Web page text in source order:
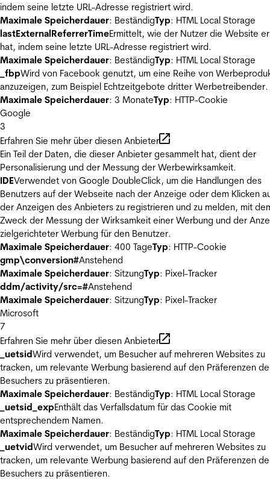
indem seine letzte URL-Adresse registriert wird.
Maximale Speicherdauer: BeständigTyp: HTML Local Storage
lastExternalReferrerTimeErmittelt, wie der Nutzer die Website
hat, indem seine letzte URL-Adresse registriert wird.
Maximale Speicherdauer: BeständigTyp: HTML Local Storage
_fbpWird von Facebook genutzt, um eine Reihe von
anzuzeigen, zum Beispiel Echtzeitgebote dritter Werbetreibender.
Maximale Speicherdauer: 3 MonateTyp: HTTP-Cookie
Google
3
Erfahren Sie mehr über diesen Anbieter
Ein Teil der Daten, die dieser Anbieter gesammelt hat, dient der
Personalisierung und der Messung der Werbewirksamkeit.
IDEVerwendet von Google DoubleClick, um die Handlungen des
Benutzers auf der Webseite nach der Anzeige oder dem Klicken
der Anzeigen des Anbieters zu registrieren und zu melden, mit
Zweck der Messung der Wirksamkeit einer Werbung und der
zielgerichteter Werbung für den Benutzer.
Maximale Speicherdauer: 400 TageTyp: HTTP-Cookie
gmp\conversion#Anstehend
Maximale Speicherdauer: SitzungTyp: Pixel-Tracker
ddm/activity/src=#Anstehend
Maximale Speicherdauer: SitzungTyp: Pixel-Tracker
Microsoft
7
Erfahren Sie mehr über diesen Anbieter
_uetsidWird verwendet, um Besucher auf mehreren Websites zu
tracken, um relevante Werbung basierend auf den Präferenzen
Besuchers zu präsentieren.
Maximale Speicherdauer: BeständigTyp: HTML Local Storage
_uetsid_expEnthält das Verfallsdatum für das Cookie mit
entsprechendem Namen.
Maximale Speicherdauer: BeständigTyp: HTML Local Storage
_uetvidWird verwendet, um Besucher auf mehreren Websites zu
tracken, um relevante Werbung basierend auf den Präferenzen
Besuchers zu präsentieren.